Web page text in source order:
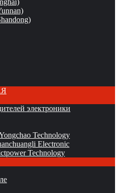
электроники
Technology
Electronic
Technology